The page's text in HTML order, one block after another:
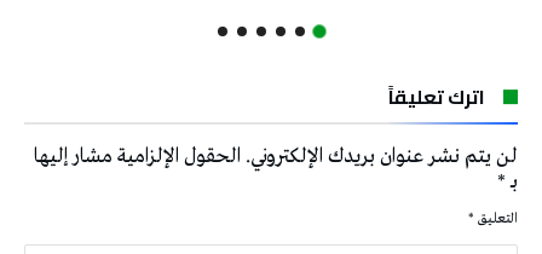
اترك تعليقاً
لن يتم نشر عنوان بريدك الإلكتروني. الحقول الإلزامية مشار إليها
بـ*
التعليق *